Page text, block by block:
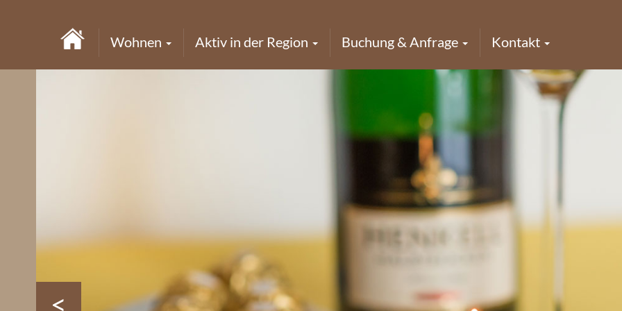
Wohnen Aktiv in der Region Buchung & Anfrage Kontakt
<